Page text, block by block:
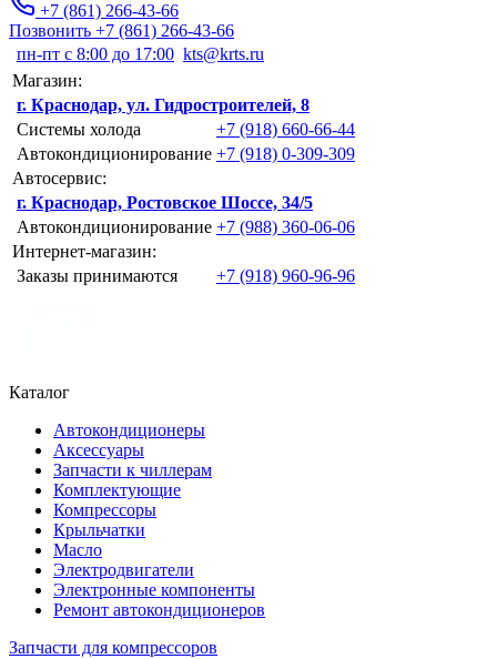
+7 (861) 266-43-66
Позвонить +7 (861) 266-43-66
пн-пт с 8:00 до 17:00 kts@krts.ru
Магазин:
г. Краснодар, ул. Гидростроителей, 8
Системы холода
+7 (918) 660-66-44
Автокондиционирование +7 (918) 0-309-309
Автосервис:
г. Краснодар, Ростовское Шоссе, 34/5
Автокондиционирование +7 (988) 360-06-06
Интернет-магазин:
Заказы принимаются
+7 (918) 960-96-96
Каталог
Автокондиционеры
Аксессуары
Запчасти к чиллерам
Комплектующие
Компрессоры
Крыльчатки
Масло
Электродвигатели
Электронные компоненты
Ремонт автокондиционеров
Запчасти для компрессоров